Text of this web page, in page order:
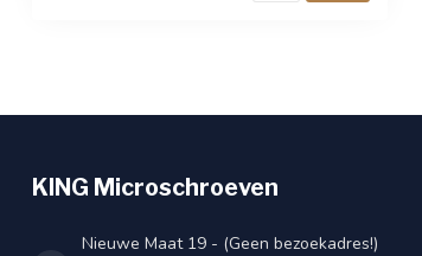
KING Microschroeven
Nieuwe Maat 19 - (Geen bezoekadres!)